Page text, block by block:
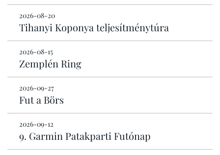
2026-08-20
Tihanyi Koponya teljesítménytúra
2026-08-15
Zemplén Ring
2026-09-27
Fut a Börs
2026-09-12
9. Garmin Patakparti Futónap